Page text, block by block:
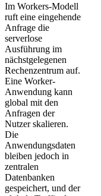
Im Workers-Modell
ruft eine eingehende
Anfrage die
serverlose
Ausführung im
nächstgelegenen
Rechenzentrum auf.
Eine Worker-
Anwendung kann
global mit den
Anfragen der
Nutzer skalieren.
Die
Anwendungsdaten
bleiben jedoch in
zentralen
Datenbanken
gespeichert, und der